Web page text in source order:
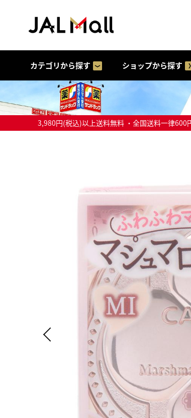
カテゴリから探す ショップから探す
3,980円(税込)以上送料無料 ・全国送料一律